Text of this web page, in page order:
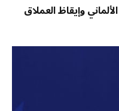
وإيقاظ العملاق